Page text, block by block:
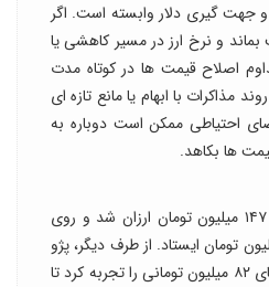
جهت گیری دلار وابسته است. اگر
و نرخ ارز در مسیر کاهشی یا
اصلاح قیمت ها در کوتاه مدت
مذاکرات با ابهام یا مانع تازه ای
احتیاطی ممکن است دوباره به
ها بکاهد.
ری را نسبت به روز گذشته ۱۴۷ میلیون تومان ارزان شد و روی
سه میلیارد و ۴۷۰ میلیون تومان ایستاد. از طرف دیگر، پژو
۲۰۷ اتوماتیک پانوراما افت بهای ۸۲ میلیون تومانی را تجربه کرد تا